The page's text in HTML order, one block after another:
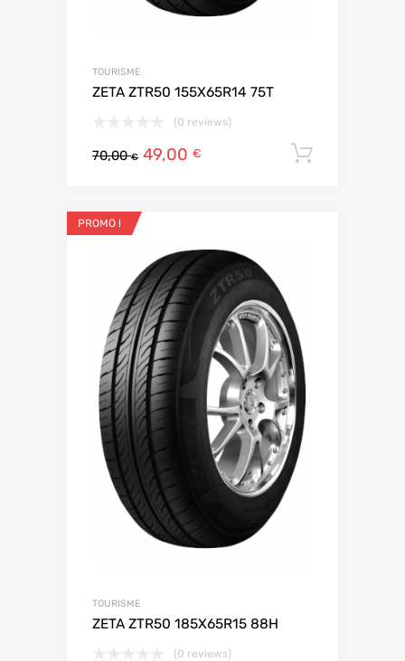
TOURISME
ZETA ZTR50 155X65R14 75T
(0 reviews)
70,00€ 49,00 €
PROMO !
TOURISME
ZETA ZTR50 185X65R15 88H
(0 reviews)